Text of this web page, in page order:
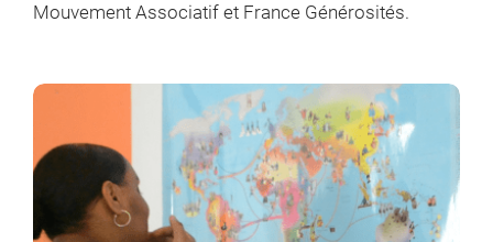
Mouvement Associatif et France Générosités.